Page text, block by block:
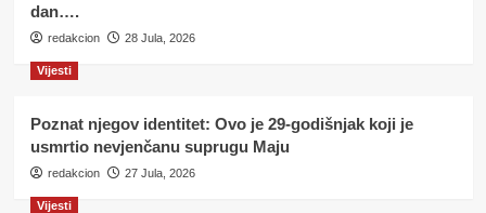
dan….
redakcion 28 Jula, 2026
Vijesti
Poznat njegov identitet: Ovo je 29-godišnjak koji je
usmrtio nevjenčanu suprugu Maju
redakcion 27 Jula, 2026
Vijesti